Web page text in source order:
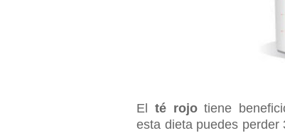
El té rojotiene
esta dieta puedes